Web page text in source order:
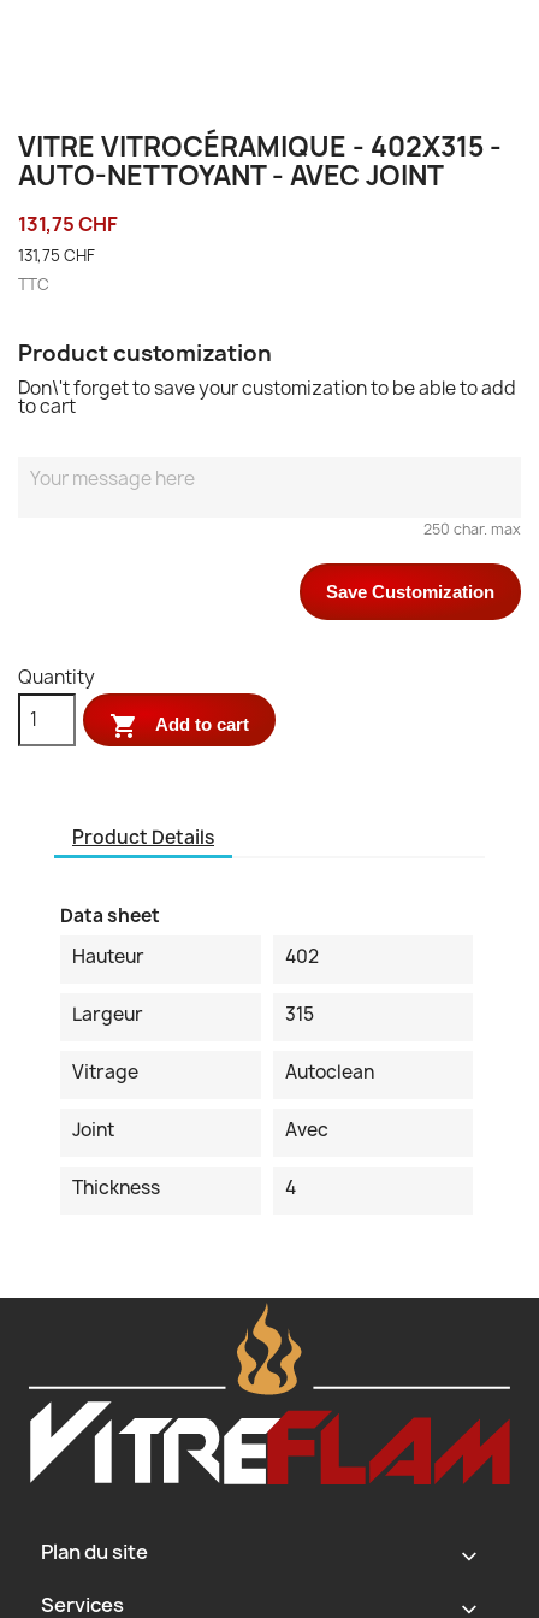
VITRE VITROCÉRAMIQUE - 402X315 -
AUTO-NETTOYANT - AVEC JOINT
131,75 CHF
131,75 CHF
TTC
Product customization
Don\'t forget to save your customization to be able to add
to cart
250 char. max
Save Customization
Quantity
 Add to cart
Product Details
Data sheet
Hauteur
402
Largeur 315
Vitrage Autoclean
Joint Avec
Thickness 4
Plan du site ‹
Services ‹